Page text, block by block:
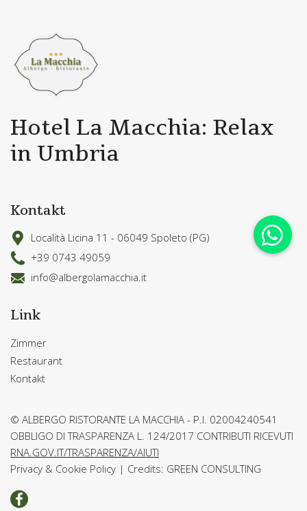
Hotel La Macchia: Relax
in Umbria
Kontakt
Località Licina 11 - 06049 Spoleto (PG)
+39 0743 49059
info@albergolamacchia.it
Link
Zimmer
Restaurant
Kontakt
© ALBERGO RISTORANTE LA MACCHIA - P.I. 02004240541
OBBLIGO DI TRASPARENZA L. 124/2017 CONTRIBUTI RICEVUTI
RNA.GOV.IT/TRASPARENZA/AIUTI
Privacy & Cookie Policy | Credits: GREEN CONSULTING